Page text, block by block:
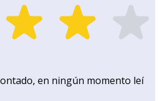
en ningún momento leí